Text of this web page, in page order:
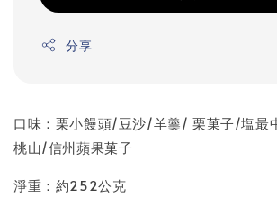
分享
口味：栗小饅頭/豆沙/羊羹/ 栗菓子/塩最
桃山/信州蘋果菓子
淨重：約252公克